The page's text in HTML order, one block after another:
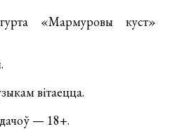
«Мармуровы куст»
вітаецца.
— 18+.